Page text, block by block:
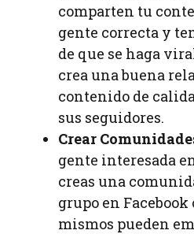
comparten tu
gente correcta y
de que se haga
crea una buena
contenido de
sus seguidores.
Crear
gente interesada
creas una
grupo en
mismos pueden